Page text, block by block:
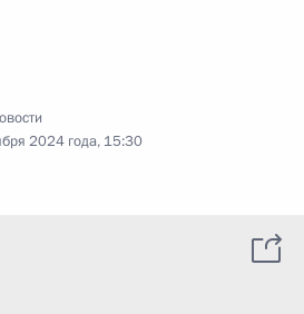
2024 года, 15:30